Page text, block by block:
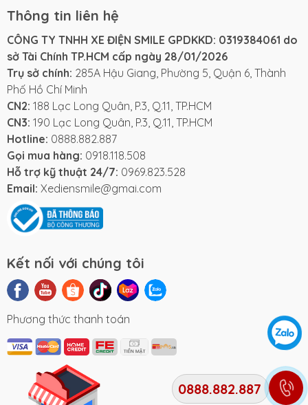
Thông tin liên hệ
CÔNG TY TNHH XE ĐIỆN SMILE GPDKKD: 0319384061 do
sở Tài Chính TP.HCM cấp ngày 28/01/2026
Trụ sở chính: 285A Hậu Giang, Phường 5, Quận 6, Thành
Phố Hồ Chí Minh
CN2: 188 Lạc Long Quân, P.3, Q.11, TP.HCM
CN3: 190 Lạc Long Quân, P.3, Q.11, TP.HCM
Hotline: 0888.882.887
Gọi mua hàng: 0918.118.508
Hỗ trợ kỹ thuật 24/7: 0969.823.528
Email: Xediensmile@gmai.com
Kết nối với chúng tôi
Phương thức thanh toán
0888.882.887